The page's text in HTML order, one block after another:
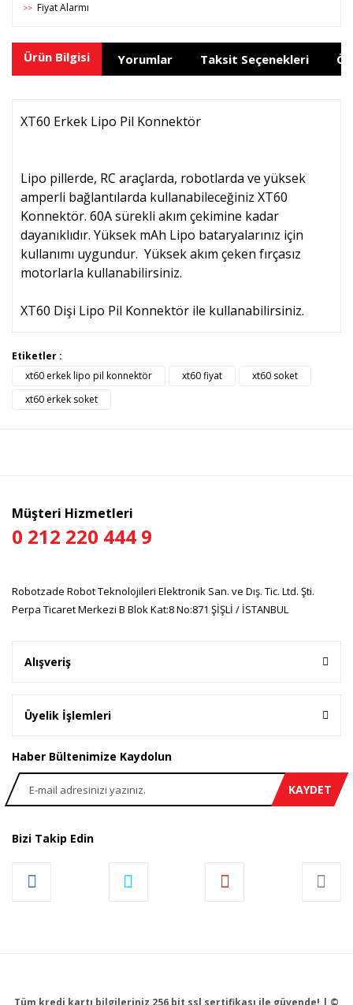
>> Fiyat Alarmı
Ürün Bilgisi Yorumlar Taksit Seçenekleri
XT60 Erkek Lipo Pil Konnektör
Lipo pillerde, RC araçlarda, robotlarda ve yüksek
amperli bağlantılarda kullanabileceğiniz XT60
Konnektör. 60A sürekli akım çekimine kadar
dayanıklıdır. Yüksek mAh Lipo bataryalarınız için
kullanımı uygundur. Yüksek akım çeken fırçasız
motorlarla kullanabilirsiniz.
XT60 Dişi Lipo Pil Konnektör ile kullanabilirsiniz.
Bu ürüne ilk yorumu siz yapın!
Bu ürünün fiyat bilgisi, resim, ürün açıklamalarında ve diğer
konularda yetersiz gördüğünüz noktaları öneri formunu
kullanarak tarafımıza iletebilirsiniz.
Görüş ve önerileriniz için teşekkür ederiz.
Etiketler :
xt60 erkek lipo pil konnektör
xt60 fiyat
xt60 soket
xt60 erkek soket
Müşteri Hizmetleri
0 212 220 444 9
Robotzade Robot Teknolojileri Elektronik San. ve Dış. Tic. Ltd. Şti.
Perpa Ticaret Merkezi B Blok Kat:8 No:871 ŞİŞLİ / İSTANBUL
Alışveriş
Üyelik İşlemleri
Haber Bültenimize Kaydolun
KAYDET
Bizi Takip Edin
Tüm kredi kartı bilgileriniz 256 bit ssl sertifikası ile güvende! | ©